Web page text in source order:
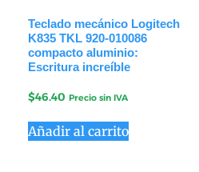
Teclado mecánico Logitech
K835 TKL 920-010086
compacto aluminio:
Escritura increíble
$46.40 Precio sin IVA
Añadir al carrito